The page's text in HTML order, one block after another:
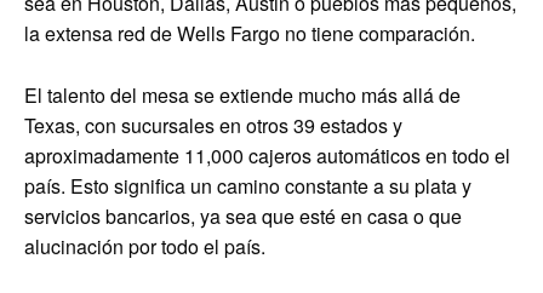
la extensa red de Wells Fargo no tiene comparación.
El talento del mesa se extiende mucho más allá de
Texas, con sucursales en otros 39 estados y
aproximadamente 11,000 cajeros automáticos en todo el
país. Esto significa un camino constante a su plata y
servicios bancarios, ya sea que esté en casa o que
alucinación por todo el país.